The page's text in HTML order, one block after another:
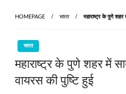
HOMEPAGE भारत महाराष्ट्र के पुणे शहर
भारत
महाराष्ट्र के पुणे शहर में
वायरस की पुष्टि हुई